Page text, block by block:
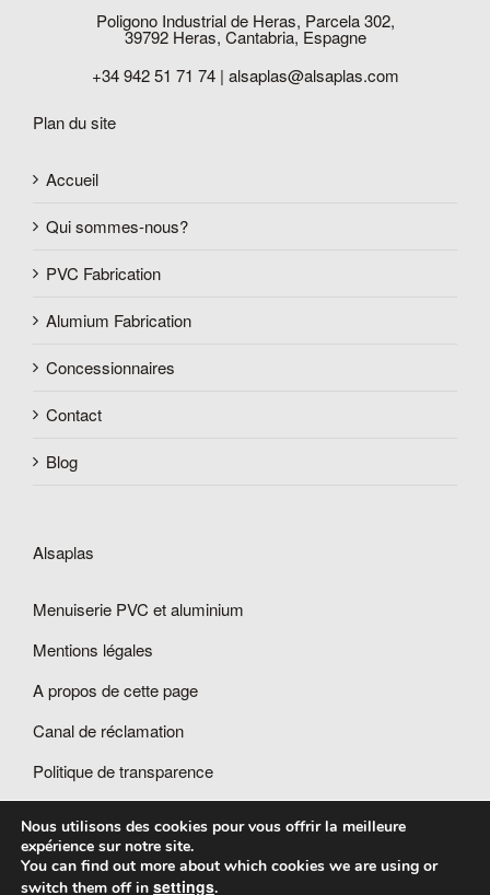
Poligono Industrial de Heras, Parcela 302,
39792 Heras, Cantabria, Espagne
+34 942 51 71 74 | alsaplas@alsaplas.com
Plan du site
Accueil
Qui sommes-nous?
PVC Fabrication
Alumium Fabrication
Concessionnaires
Contact
Blog
Alsaplas
Menuiserie PVC et aluminium
Mentions légales
A propos de cette page
Canal de réclamation
Politique de transparence
Nous utilisons des cookies pour vous offrir la meilleure
expérience sur notre site.
You can find out more about which cookies we are using or
switch them off in settings.